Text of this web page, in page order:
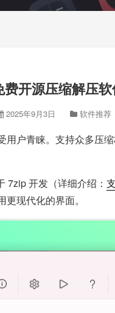
开源压缩解压
2025年9月3日 软件推荐
户青睐。支持众多压
7zip 开发（详细介绍：
现代化的界面。